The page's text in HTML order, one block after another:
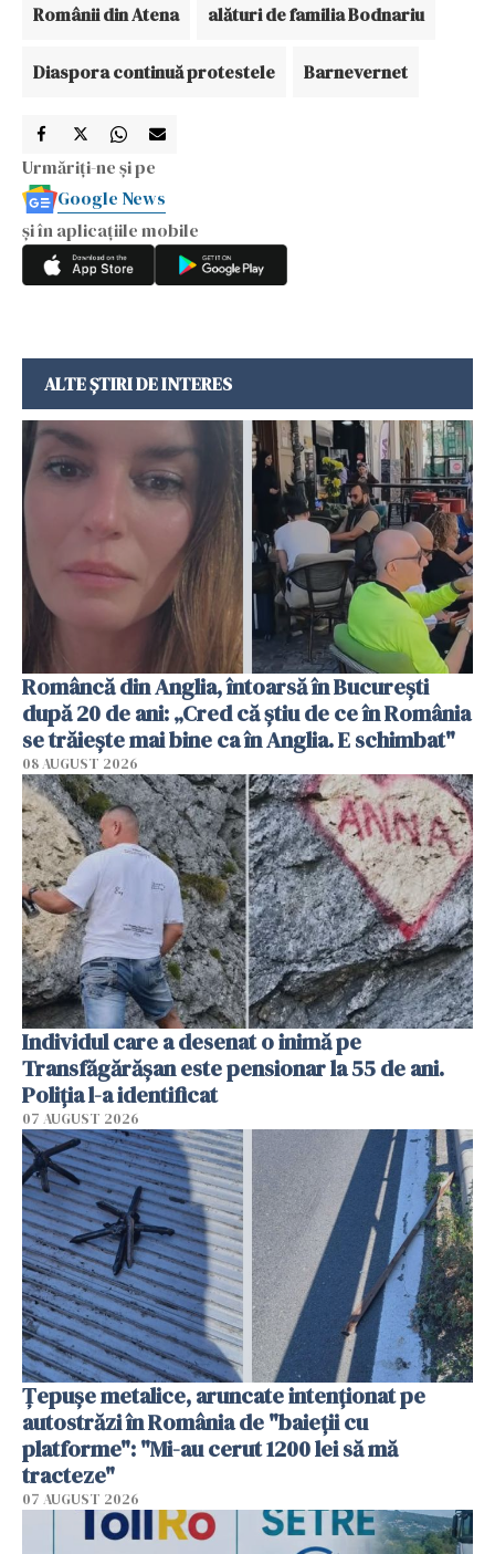
Românii din Atena alături de familia Bodnariu
Diaspora continuă protestele Barnevernet
Urmăriți-ne și pe
Google News
și în aplicațiile mobile
ALTE ȘTIRI DE INTERES
Româncă din Anglia, întoarsă în București
după 20 de ani: „Cred că știu de ce în România
se trăiește mai bine ca în Anglia. E schimbat"
08 AUGUST 2026
Individul care a desenat o inimă pe
Transfăgărășan este pensionar la 55 de ani.
Poliția l-a identificat
07 AUGUST 2026
Țepușe metalice, aruncate intenționat pe
autostrăzi în România de "baieții cu
platforme": "Mi-au cerut 1200 lei să mă
tracteze"
07 AUGUST 2026